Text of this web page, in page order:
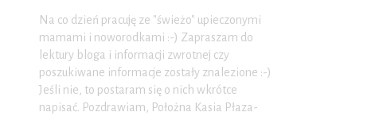
Na co dzień pracuję ze "świeżo" upieczonymi
mamami i noworodkami :-) Zapraszam do
lektury bloga i informacji zwrotnej czy
poszukiwane informacje zostały znalezione :-)
Jeśli nie, to postaram się o nich wkrótce
napisać. Pozdrawiam, Położna Kasia Płaza-